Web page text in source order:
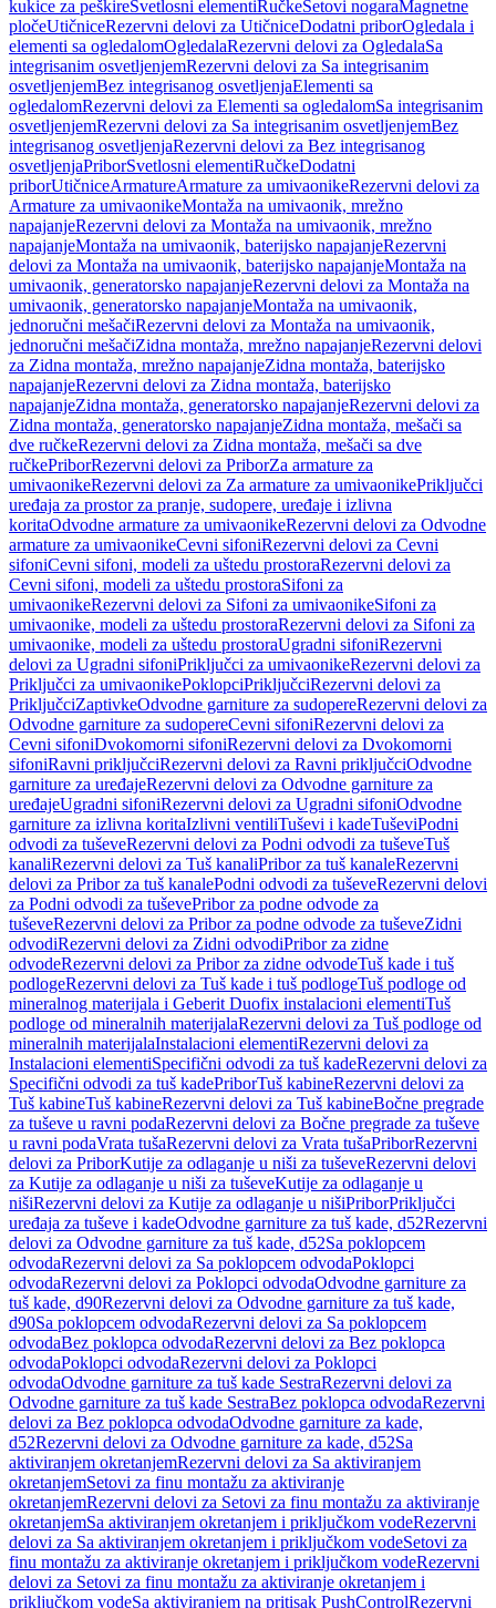
kukice za peškireSvetlosni elementiRučkeSetovi nogaraMagnetne
pločeUtičniceRezervni delovi za UtičniceDodatni priborOgledala i
elementi sa ogledalomOgledalaRezervni delovi za OgledalaSa
integrisanim osvetljenjemRezervni delovi za Sa integrisanim
osvetljenjemBez integrisanog osvetljenjaElementi sa
ogledalomRezervni delovi za Elementi sa ogledalomSa integrisanim
osvetljenjemRezervni delovi za Sa integrisanim osvetljenjemBez
integrisanog osvetljenjaRezervni delovi za Bez integrisanog
osvetljenjaPriborSvetlosni elementiRučkeDodatni
priborUtičniceArmatureArmature za umivaonikeRezervni delovi za
Armature za umivaonikeMontaža na umivaonik, mrežno
napajanjeRezervni delovi za Montaža na umivaonik, mrežno
napajanjeMontaža na umivaonik, baterijsko napajanjeRezervni
delovi za Montaža na umivaonik, baterijsko napajanjeMontaža na
umivaonik, generatorsko napajanjeRezervni delovi za Montaža na
umivaonik, generatorsko napajanjeMontaža na umivaonik,
jednoručni mešačiRezervni delovi za Montaža na umivaonik,
jednoručni mešačiZidna montaža, mrežno napajanjeRezervni delovi
za Zidna montaža, mrežno napajanjeZidna montaža, baterijsko
napajanjeRezervni delovi za Zidna montaža, baterijsko
napajanjeZidna montaža, generatorsko napajanjeRezervni delovi za
Zidna montaža, generatorsko napajanjeZidna montaža, mešači sa
dve ručkeRezervni delovi za Zidna montaža, mešači sa dve
ručkePriborRezervni delovi za PriborZa armature za
umivaonikeRezervni delovi za Za armature za umivaonikePriključci
uređaja za prostor za pranje, sudopere, uređaje i izlivna
koritaOdvodne armature za umivaonikeRezervni delovi za Odvodne
armature za umivaonikeCevni sifoniRezervni delovi za Cevni
sifoniCevni sifoni, modeli za uštedu prostoraRezervni delovi za
Cevni sifoni, modeli za uštedu prostoraSifoni za
umivaonikeRezervni delovi za Sifoni za umivaonikeSifoni za
umivaonike, modeli za uštedu prostoraRezervni delovi za Sifoni za
umivaonike, modeli za uštedu prostoraUgradni sifoniRezervni
delovi za Ugradni sifoniPriključci za umivaonikeRezervni delovi za
Priključci za umivaonikePoklopciPriključciRezervni delovi za
PriključciZaptivkeOdvodne garniture za sudopereRezervni delovi za
Odvodne garniture za sudopereCevni sifoniRezervni delovi za
Cevni sifoniDvokomorni sifoniRezervni delovi za Dvokomorni
sifoniRavni priključciRezervni delovi za Ravni priključciOdvodne
garniture za uređajeRezervni delovi za Odvodne garniture za
uređajeUgradni sifoniRezervni delovi za Ugradni sifoniOdvodne
garniture za izlivna koritaIzlivni ventiliTuševi i kadeTuševiPodni
odvodi za tuševeRezervni delovi za Podni odvodi za tuševeTuš
kanaliRezervni delovi za Tuš kanaliPribor za tuš kanaleRezervni
delovi za Pribor za tuš kanalePodni odvodi za tuševeRezervni delovi
za Podni odvodi za tuševePribor za podne odvode za
tuševeRezervni delovi za Pribor za podne odvode za tuševeZidni
odvodiRezervni delovi za Zidni odvodiPribor za zidne
odvodeRezervni delovi za Pribor za zidne odvodeTuš kade i tuš
podlogeRezervni delovi za Tuš kade i tuš podlogeTuš podloge od
mineralnog materijala i Geberit Duofix instalacioni elementiTuš
podloge od mineralnih materijalaRezervni delovi za Tuš podloge od
mineralnih materijalaInstalacioni elementiRezervni delovi za
Instalacioni elementiSpecifični odvodi za tuš kadeRezervni delovi za
Specifični odvodi za tuš kadePriborTuš kabineRezervni delovi za
Tuš kabineTuš kabineRezervni delovi za Tuš kabineBočne pregrade
za tuševe u ravni podaRezervni delovi za Bočne pregrade za tuševe
u ravni podaVrata tušaRezervni delovi za Vrata tušaPriborRezervni
delovi za PriborKutije za odlaganje u niši za tuševeRezervni delovi
za Kutije za odlaganje u niši za tuševeKutije za odlaganje u
nišiRezervni delovi za Kutije za odlaganje u nišiPriborPriključci
uređaja za tuševe i kadeOdvodne garniture za tuš kade, d52Rezervni
delovi za Odvodne garniture za tuš kade, d52Sa poklopcem
odvodaRezervni delovi za Sa poklopcem odvodaPoklopci
odvodaRezervni delovi za Poklopci odvodaOdvodne garniture za
tuš kade, d90Rezervni delovi za Odvodne garniture za tuš kade,
d90Sa poklopcem odvodaRezervni delovi za Sa poklopcem
odvodaBez poklopca odvodaRezervni delovi za Bez poklopca
odvodaPoklopci odvodaRezervni delovi za Poklopci
odvodaOdvodne garniture za tuš kade SestraRezervni delovi za
Odvodne garniture za tuš kade SestraBez poklopca odvodaRezervni
delovi za Bez poklopca odvodaOdvodne garniture za kade,
d52Rezervni delovi za Odvodne garniture za kade, d52Sa
aktiviranjem okretanjemRezervni delovi za Sa aktiviranjem
okretanjemSetovi za finu montažu za aktiviranje
okretanjemRezervni delovi za Setovi za finu montažu za aktiviranje
okretanjemSa aktiviranjem okretanjem i priključkom vodeRezervni
delovi za Sa aktiviranjem okretanjem i priključkom vodeSetovi za
finu montažu za aktiviranje okretanjem i priključkom vodeRezervni
delovi za Setovi za finu montažu za aktiviranje okretanjem i
priključkom vodeSa aktiviranjem na pritisak PushControlRezervni